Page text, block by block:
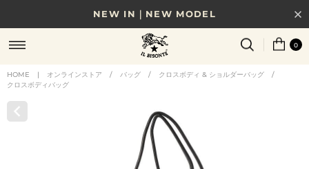
NEW IN｜NEW MODEL
8/17(月)10時まで｜税込11,000円以上で送料無料
贈る相手やシーンから選べる、新しいギフトガイド
0
HOME | オンラインストア / バッグ / クロスボディ & ショルダーバッグ
/
クロスボディバッグ